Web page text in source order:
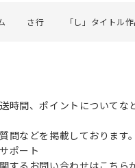
さ行 「し」タイトル
時間、ポイントについてな
問などを掲載しております。
ポート
するお問い合わせはこちら